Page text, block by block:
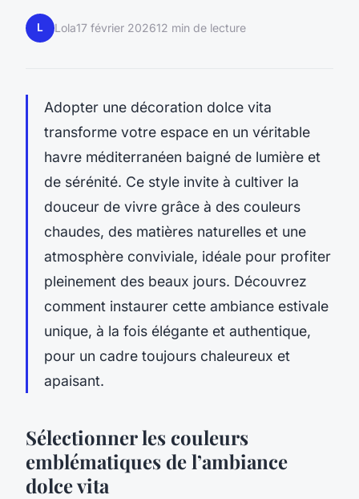
L Lola17 février 202612 min de lecture
Adopter une décoration dolce vita
transforme votre espace en un véritable
havre méditerranéen baigné de lumière et
de sérénité. Ce style invite à cultiver la
douceur de vivre grâce à des couleurs
chaudes, des matières naturelles et une
atmosphère conviviale, idéale pour profiter
pleinement des beaux jours. Découvrez
comment instaurer cette ambiance estivale
unique, à la fois élégante et authentique,
pour un cadre toujours chaleureux et
apaisant.
Sélectionner les couleurs
emblématiques de l’ambiance
dolce vita